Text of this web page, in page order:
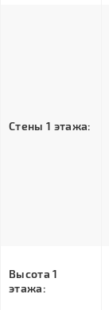
Стены 1 этажа:
Высота 1
этажа: